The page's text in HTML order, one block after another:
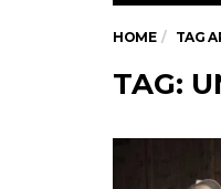
HOME TAG
TAG: